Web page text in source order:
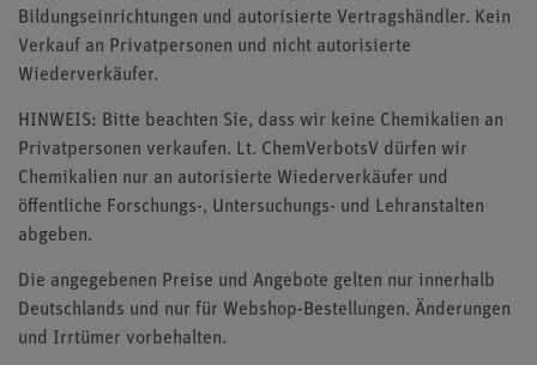
Bildungseinrichtungen und autorisierte Vertragshändler. Kein
Verkauf an Privatpersonen und nicht autorisierte
Wiederverkäufer.
HINWEIS: Bitte beachten Sie, dass wir keine Chemikalien an
Privatpersonen verkaufen. Lt. ChemVerbotsV dürfen wir
Chemikalien nur an autorisierte Wiederverkäufer und
öffentliche Forschungs-, Untersuchungs- und Lehranstalten
abgeben.
Die angegebenen Preise und Angebote gelten nur innerhalb
Deutschlands und nur für Webshop-Bestellungen. Änderungen
und Irrtümer vorbehalten.